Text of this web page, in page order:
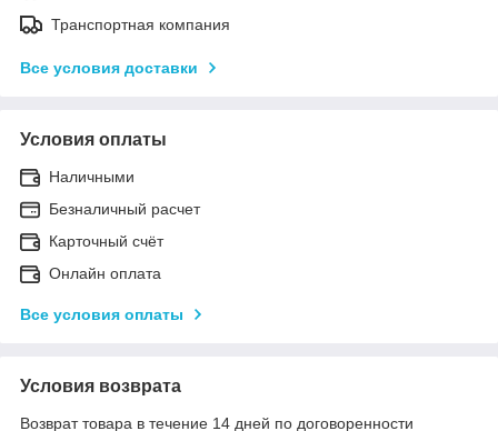
Транспортная компания
Все условия доставки
Условия оплаты
Наличными
Безналичный расчет
Карточный счёт
Онлайн оплата
Все условия оплаты
Условия возврата
Возврат товара в течение 14 дней по договоренности